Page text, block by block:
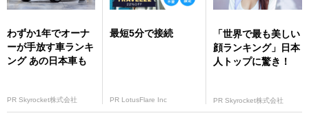
わずか1年でオーナ
ーが手放す車ランキ
ング あの日本車も
PR Skyrocket株式会社
最短5分で接続
PR LotusFlare Inc
「世界で最も美しい
顔ランキング」日本
人トップに驚き！
PR Skyrocket株式会社